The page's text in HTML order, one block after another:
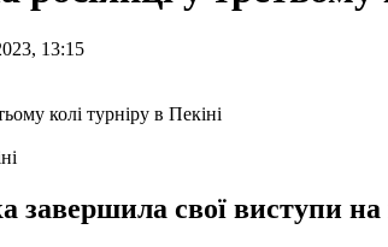
13:15
завершила свої виступи